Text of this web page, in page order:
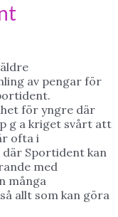
av pengar för
för yngre där
g a kriget svårt att
ofta i
Sportident kan
med
många
allt som kan göra